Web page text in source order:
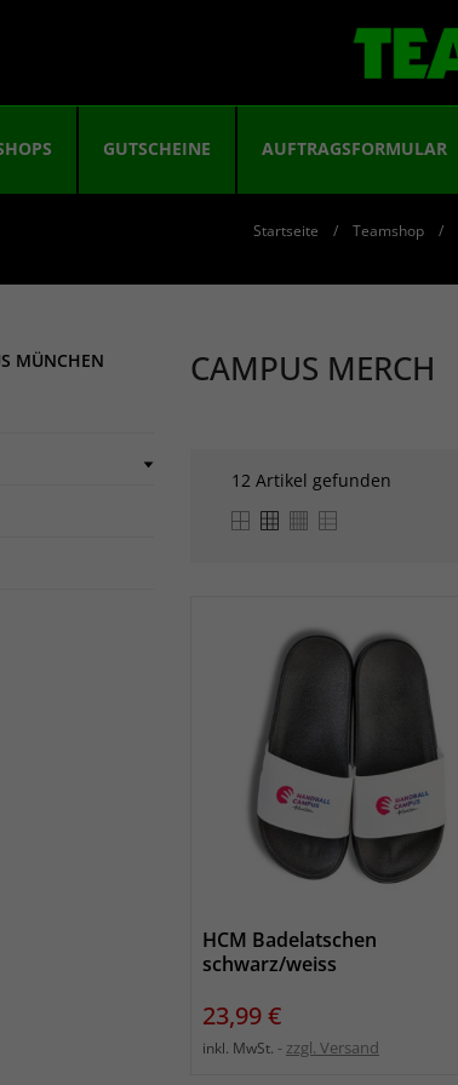
GUTSCHEINE AUFTRAGSFORMULAR
Startseite Teamshop
MÜNCHEN CAMPUS MERCH
12 Artikel gefunden
HCM Badelatschen
schwarz/weiss
Preis
23,99 €
inkl. MwSt. zzgl. Versand